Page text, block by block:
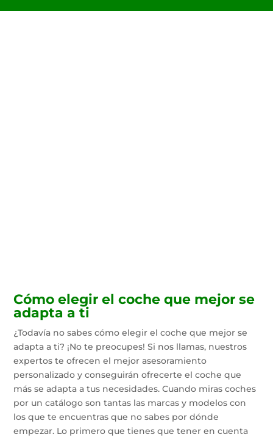
Cómo elegir el coche que mejor se
adapta a ti
¿Todavía no sabes cómo elegir el coche que mejor se
adapta a ti? ¡No te preocupes! Si nos llamas, nuestros
expertos te ofrecen el mejor asesoramiento
personalizado y conseguirán ofrecerte el coche que
más se adapta a tus necesidades. Cuando miras coches
por un catálogo son tantas las marcas y modelos con
los que te encuentras que no sabes por dónde
empezar. Lo primero que tienes que tener en cuenta